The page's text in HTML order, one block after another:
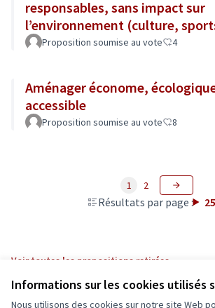
Informations sur les cookies utilisés
Nous utilisons des cookies sur notre site Web
responsables, sans impact sur
l’environnement (culture,
tourisme...)
Proposition soumise au vote 4
Aménager économe,
accessible
Proposition soumise au vote 8
Résultats par page : 25
1 2
Voir toutes les propositions retirées